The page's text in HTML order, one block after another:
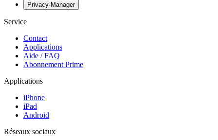
Privacy-Manager
Service
Contact
Applications
Aide / FAQ
Abonnement Prime
Applications
iPhone
iPad
Android
Réseaux sociaux